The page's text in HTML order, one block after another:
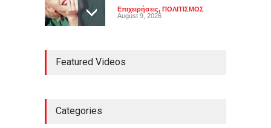
Επιχειρήσεις, ΠΟΛΙΤΙΣΜΟΣ
August 9, 2026
ποιες είναι οι
Featured Videos
Categories